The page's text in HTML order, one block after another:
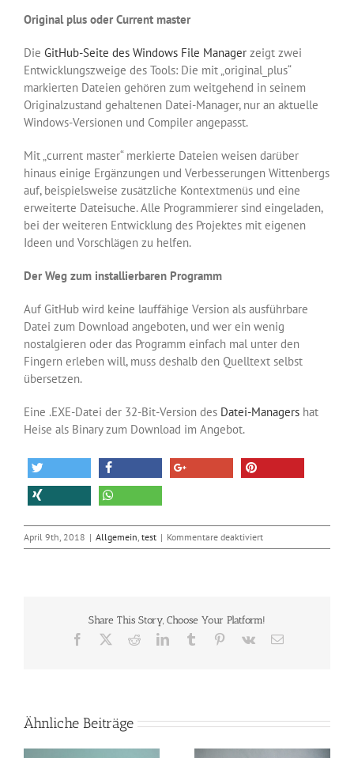
Original plus oder Current master
Die GitHub-Seite des Windows File Manager zeigt zwei
Entwicklungszweige des Tools: Die mit „original_plus“
markierten Dateien gehören zum weitgehend in seinem
Originalzustand gehaltenen Datei-Manager, nur an aktuelle
Windows-Versionen und Compiler angepasst.
Mit „current master“ merkierte Dateien weisen darüber
hinaus einige Ergänzungen und Verbesserungen Wittenbergs
auf, beispielsweise zusätzliche Kontextmenüs und eine
erweiterte Dateisuche. Alle Programmierer sind eingeladen,
bei der weiteren Entwicklung des Projektes mit eigenen
Ideen und Vorschlägen zu helfen.
Der Weg zum installierbaren Programm
Auf GitHub wird keine lauffähige Version als ausführbare
Datei zum Download angeboten, und wer ein wenig
nostalgieren oder das Programm einfach mal unter den
Fingern erleben will, muss deshalb den Quelltext selbst
übersetzen.
Eine .EXE-Datei der 32-Bit-Version des Datei-Managers hat
Heise als Binary zum Download im Angebot.
April 9th, 2018 | Allgemein, test | Kommentare deaktiviertfür
Das
Share This Story, Choose Your Platform!
Facebook RedditLinkedInTumblr Pinterest
Vk
E-
Ähnliche Beiträge